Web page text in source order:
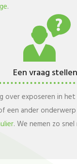
.
Een vraag
over exposeren in
een ander
. We nemen zo